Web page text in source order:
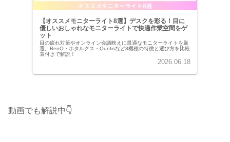
【オススメモニターライト8選】デスクを彩る！目に
優しいおしゃれなモニターライトで快適作業空間をゲ
ット
目の疲れ対策やオンライン会議映えに最適なモニターライトを厳
選。BenQ・ホタルクス・Quntisなど8機種の特徴と選び方を比較
表付きで解説！
2026.06.18
動画でも解説中👇